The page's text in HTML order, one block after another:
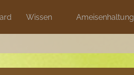
Wissen Ameisenhaltung